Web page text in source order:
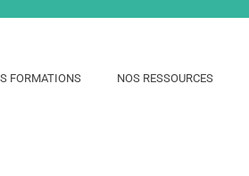
FORMATIONS NOS RESSOURCES